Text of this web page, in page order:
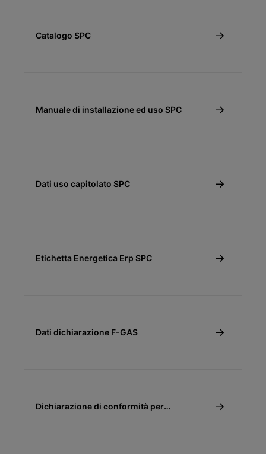
Catalogo SPC
Manuale di installazione ed uso SPC
Dati uso capitolato SPC
Etichetta Energetica Erp SPC
Dati dichiarazione F-GAS
Dichiarazione di conformità per